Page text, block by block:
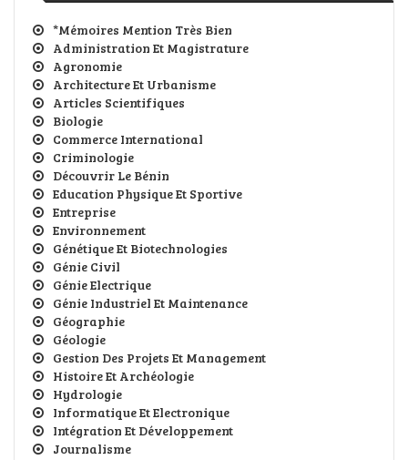
*Mémoires Mention Très Bien
Administration Et Magistrature
Agronomie
Architecture Et Urbanisme
Articles Scientifiques
Biologie
Commerce International
Criminologie
Découvrir Le Bénin
Education Physique Et Sportive
Entreprise
Environnement
Génétique Et Biotechnologies
Génie Civil
Génie Electrique
Génie Industriel Et Maintenance
Géographie
Géologie
Gestion Des Projets Et Management
Histoire Et Archéologie
Hydrologie
Informatique Et Electronique
Intégration Et Développement
Journalisme